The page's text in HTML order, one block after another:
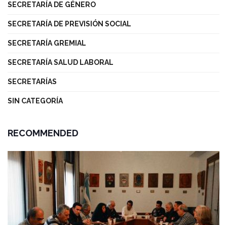
SECRETARÍA DE GÉNERO
SECRETARÍA DE PREVISIÓN SOCIAL
SECRETARÍA GREMIAL
SECRETARÍA SALUD LABORAL
SECRETARÍAS
SIN CATEGORÍA
RECOMMENDED